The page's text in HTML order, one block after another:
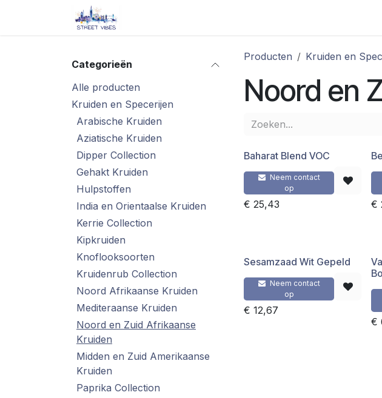
Overslaan naar inhoud
Categorieën
Alle producten
Kruiden en Specerijen
Arabische Kruiden
Aziatische Kruiden
Dipper Collection
Gehakt Kruiden
Hulpstoffen
India en Orientaalse Kruiden
Kerrie Collection
Kipkruiden
Knoflooksoorten
Kruidenrub Collection
Noord Afrikaanse Kruiden
Mediteraanse Kruiden
Noord en Zuid Afrikaanse
Kruiden
Midden en Zuid Amerikaanse
Kruiden
Paprika Collection
Producten Kruiden en
Noord en
Baharat Blend VOC
Neem contact
op
€ 25,43 €
Sesamzaad Wit Gepeld
Neem contact
op
€ 12,67
€